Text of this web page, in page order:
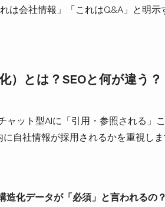
は会社情報」「これはQ&A」と明
）とは？SEOと何が違う？
ャット型AIに「引用・参照される
に自社情報が採用されるかを重視し
造化データが「必須」と言われるの？